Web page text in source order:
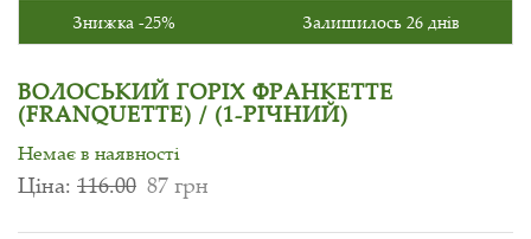
Знижка -25% Залишилось 26 днів
ВОЛОСЬКИЙ ГОРІХ ФРАНКЕТТЕ
(FRANQUETTE) / (1-РІЧНИЙ)
Немає в наявності
Ціна: 116.00 87 грн